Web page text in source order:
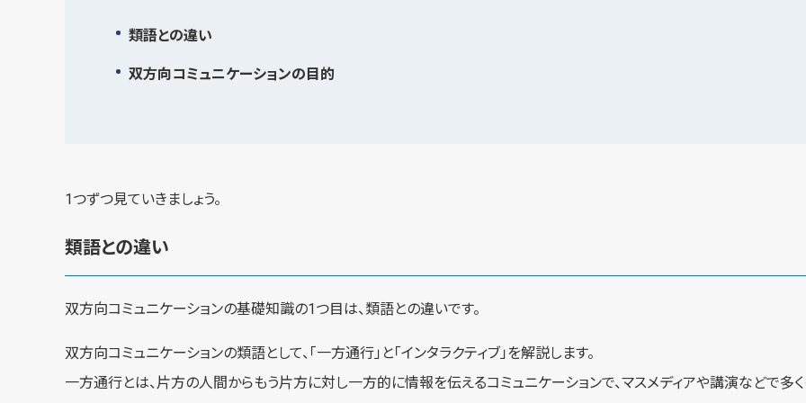
類語との違い
双方向コミュニケーションの目的
1つずつ見ていきましょう。
類語との違い
双方向コミュニケーションの基礎知識の1つ目は、類語との違いです。
双方向コミュニケーションの類語として、「一方通行」と「インタラクティブ」を解説します。
一方通行とは、片方の人間からもう片方に対し一方的に情報を伝えるコミュニケーションで、マスメディアや講演などで多